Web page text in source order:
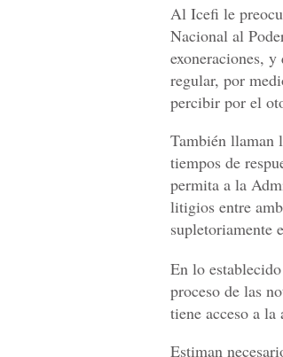
Al Icefi le
Nacional al
exoneraciones,
regular, por
percibir por el
También llaman
tiempos de
permita a la
litigios entre
supletoriamente
En lo
proceso de las
tiene acceso a
Estiman